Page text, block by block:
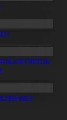
әлеуметтік
жол